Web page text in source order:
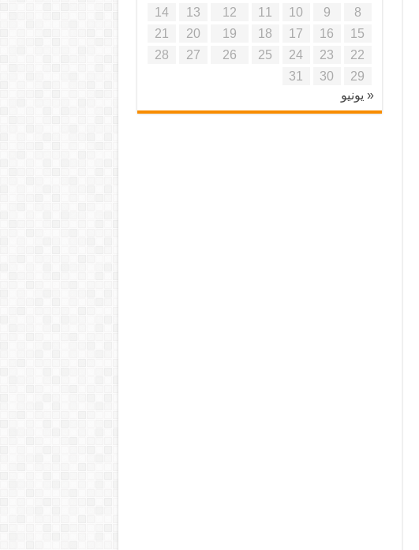
8
9
10
11
12
13
14
15
16
17
18
19
20
21
22
23
24
25
26
27
28
29
30
31
« يونيو